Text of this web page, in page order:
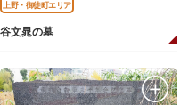
上野・御徒町エリア
谷文晁の墓